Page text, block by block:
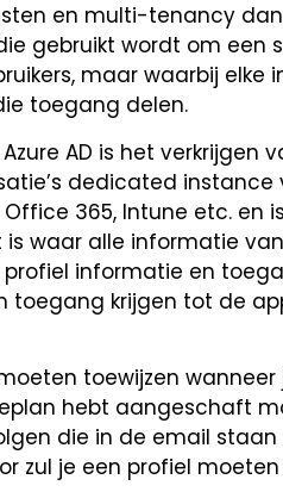
en multi-tenancy
gebruikt wordt om een
maar waarbij elke
toegang delen.
AD is het
dedicated
365, Intune etc. en
is waar alle informatie
informatie en
toegang krijgen tot de
toewijzen
hebt aangeschaft
die in de email
zul je een profiel